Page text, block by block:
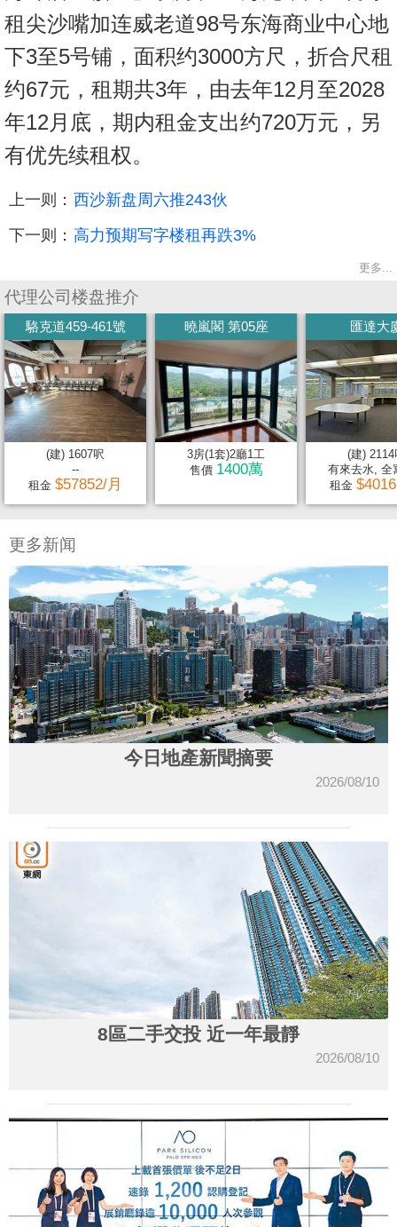
租尖沙嘴加连威老道98号东海商业中心地
下3至5号铺，面积约3000方尺，折合尺租
约67元，租期共3年，由去年12月至2028
年12月底，期内租金支出约720万元，另
有优先续租权。
上一则： 西沙新盘周六推243伙
下一则： 高力预期写字楼租再跌3%
更多...
代理公司楼盘推介
駱克道459-461號
(建) 1607呎
--
租金 $57852/月
曉嵐閣 第05座
3房(1套)2廳1工
售價 1400萬
匯達大
(建) 2114
有來去水, 全
租金
更多新闻
今日地產新聞摘要
2026/08/10
8區二手交投 近一年最靜
2026/08/10